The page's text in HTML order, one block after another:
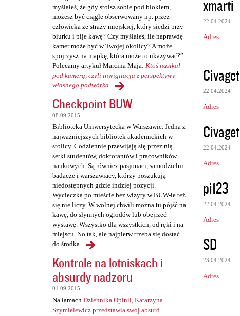
myślałeś, że gdy stoisz sobie pod blokiem,
możesz być ciągle obserwowany np. przez
człowieka ze straży miejskiej, który siedzi przy
biurku i pije kawę? Czy myślałeś, ile naprawdę
kamer może być w Twojej okolicy? A może
spojrzysz na mapkę, która może to ukazywać?”.
Polecamy artykuł Marcina Maja: Ktoś nasikał
pod kamerą, czyli inwigilacja z perspektywy
własnego podwórka.
Checkpoint BUW
08.09.2015
Biblioteka Uniwersytecka w Warszawie. Jedna z
najważniejszych bibliotek akademickich w
stolicy. Codziennie przewijają się przez nią
setki studentów, doktorantów i pracowników
naukowych. Są również pasjonaci, samodzielni
badacze i warszawiacy, którzy poszukują
niedostępnych gdzie indziej pozycji.
Wycieczka po mieście bez wizyty w BUW-ie też
się nie liczy. W wolnej chwili można tu pójść na
kawę, do słynnych ogrodów lub obejrzeć
wystawę. Wszystko dla wszystkich, od ręki i na
miejscu. No tak, ale najpierw trzeba się dostać
do środka.
Kontrole na lotniskach i
absurdy nadzoru
01.09.2015
Na łamach Dziennika Opinii, Katarzyna
Szymielewicz przedstawia swój absurd
o
m
e
t
a
r
e
xmarti
22.04.2024
Adres
Civaget
22.04.2024
Adres
Civaget
22.04.2024
Adres
pi123
22.04.2024
Adres
SD
23.04.2024
Adres